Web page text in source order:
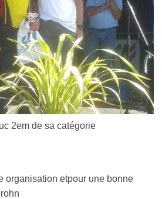
2em de sa catégorie
organisation etpour une bonne